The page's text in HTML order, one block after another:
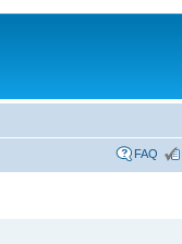
FAQ